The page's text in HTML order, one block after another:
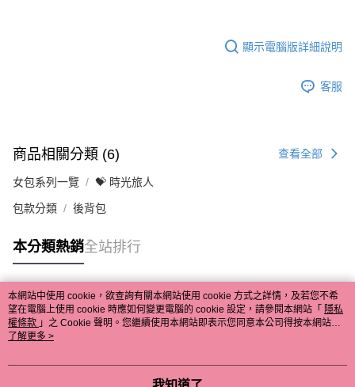
顯示電腦版詳細說明
客服
商品相關分類 (6) 查看全部
女包系列一覽 💝 時光旅人
包款分類 後背包
本分類熱銷全站排行
熱門標籤
本網站中使用 cookie，欲查詢有關本網站使用 cookie 方式之詳情，及若您不希
望在電腦上使用 cookie 時應如何變更電腦的 cookie 設定，請參閱本網站「 隱私
權條款 」之 Cookie 聲明。您繼續使用本網站即表示您同意本公司得按本網站使
用條款之 Cookie 聲明使用 cookie。
了解更多 >